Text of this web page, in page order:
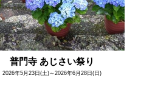
普門寺 あじさい祭り
2026年5月23日(土)～2026年6月28日(日)